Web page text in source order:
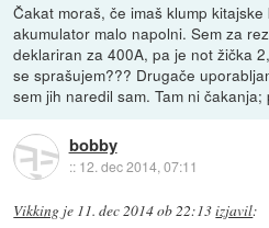
Čakat moraš, če imaš klump
akumulator malo napolni. Sem za
deklariran za 400A, pa je not žička
se sprašujem??? Drugače
sem jih naredil sam. Tam ni
bobby
:: 12. dec 2014, 07:11
Vikking je 11. dec 2014 ob 22:13izjavil: